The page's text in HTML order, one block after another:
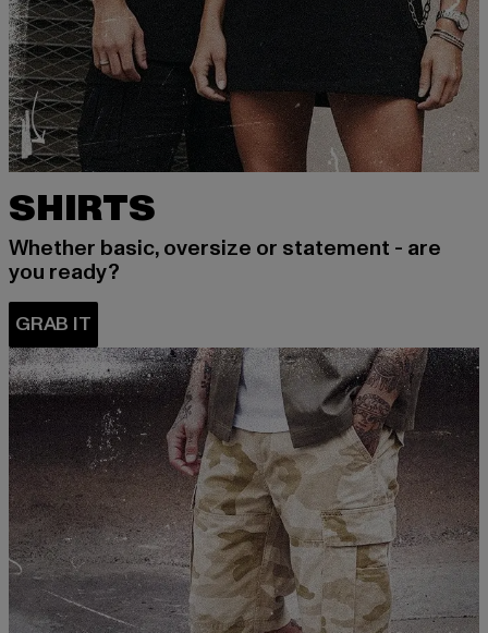
SHIRTS
Whether basic, oversize or statement - are
you ready?